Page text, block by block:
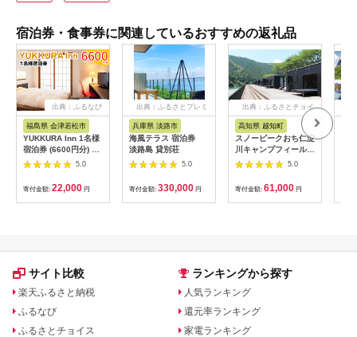
宿泊券・食事券に関連しているおすすめの返礼品
出典：ふるなび
福島県 会津若松市
YUKKURA Inn 1名様
宿泊券 (6600円分) ワ
ーケーションお試しプ
ラン｜東北 福島県 会
津若松市 東山温泉 旅
行 クーポン 利用券
[0800]
5.0
寄付金額: 22,000 円
出典：ふるさとプレミ
アム
兵庫県 淡路市
海風テラス 宿泊券
淡路島 貸別荘
5.0
寄付金額: 330,000 円
出典：ふるさとチョイ
高知県 越知町
スノーピークおち仁淀
川キャンプフィールド
「住箱-jyubako-」ペ
ア宿泊チケット
5.0
寄付金額: 61,000 円
サイト比較
楽天ふるさと納税
ふるなび
ふるさとチョイス
ランキングから探す
人気ランキング
還元率ランキング
家電ランキング